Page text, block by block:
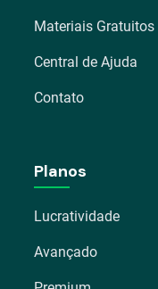
Materiais Gratuitos
Central de Ajuda
Contato
Planos
Lucratividade
Avançado